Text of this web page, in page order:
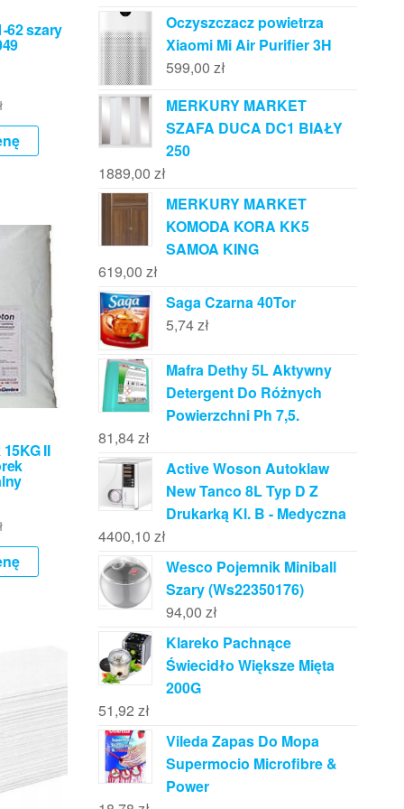
62 szary
II
Oczyszczacz powietrza
Xiaomi Mi Air Purifier 3H
599,00 zł
MERKURY MARKET
SZAFA DUCA DC1 BIAŁY
250
1889,00 zł
MERKURY MARKET
KOMODA KORA KK5
SAMOA KING
619,00 zł
Saga Czarna 40Tor
5,74zł
Mafra Dethy 5L Aktywny
Detergent Do Różnych
Powierzchni Ph 7,5.
81,84zł
Active Woson Autoklaw
New Tanco 8L Typ D Z
Drukarką Kl. B - Medyczna
4400,10 zł
Wesco Pojemnik Miniball
Szary (Ws22350176)
94,00 zł
Klareko Pachnące
Świecidło Większe Mięta
200G
51,92 zł
Vileda Zapas Do Mopa
Supermocio Microfibre &
Power